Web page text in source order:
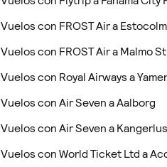
Vuelos con FROST Air a
Vuelos con FROST Air a Malmo
Vuelos con Royal Airways a
Vuelos con Air Seven a Aalborg
Vuelos con Air Seven a
Vuelos con World Ticket Ltd a